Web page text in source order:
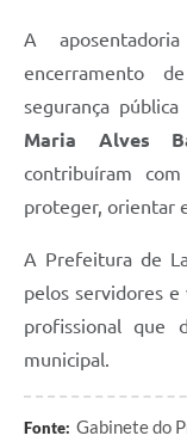
A
encerramento
segurança
Maria Alves
contribuíram
proteger, orientar
A Prefeitura de
pelos servidores
profissional que
municipal.
Fonte: Gabinete do